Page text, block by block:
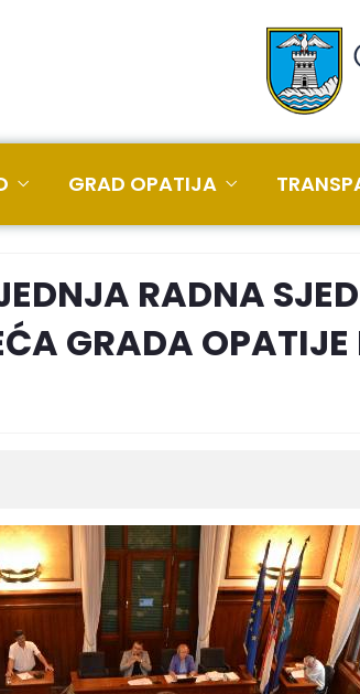
GRAD OPATIJA
RADNA
GRADA OPATIJE